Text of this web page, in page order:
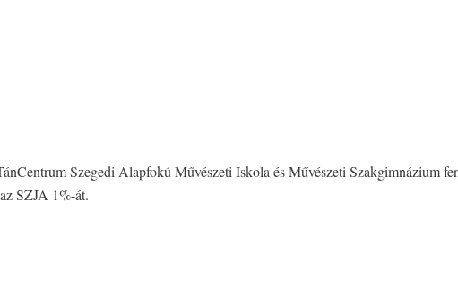
Szegedi Alapfokú Művészeti Iskola és Művészeti Szakgimnázium
SZJA 1%-át.